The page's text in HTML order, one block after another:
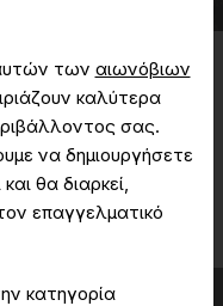
σελίδα
των αιωνόβιων
καλύτερα
σας.
να δημιουργήσετε
θα διαρκεί,
επαγγελματικό
κατηγορία